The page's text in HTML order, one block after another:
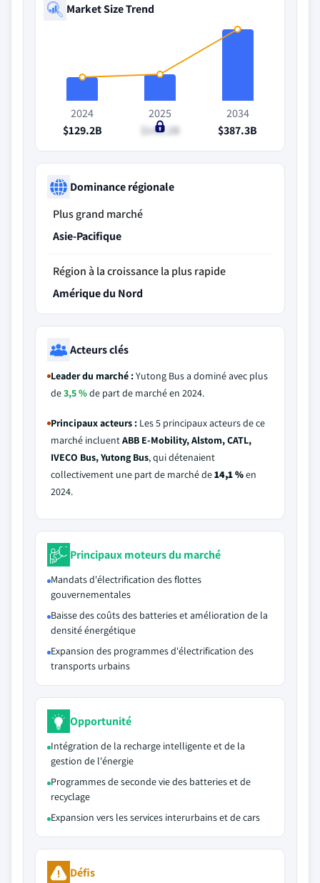
Market Size Trend
2024
$129.2B
2025
$144.2B
2034
$387.3B
Dominance régionale
Plus grand marché
Asie-Pacifique
Région à la croissance la plus rapide
Amérique du Nord
Acteurs clés
Leader du marché :Yutong Bus a dominé avec plus
de3,5 %de part de marché en 2024.
Principaux acteurs : Les 5 principaux acteurs de ce
marché incluentABB E-Mobility, Alstom, CATL,
IVECO Bus, Yutong Bus, qui détenaient
collectivement une part de marché de14,1 %en
2024.
Principaux moteurs du marché
Mandats d'électrification des flottes
gouvernementales
Baisse des coûts des batteries et amélioration de la
densité énergétique
Expansion des programmes d'électrification des
transports urbains
Opportunité
Intégration de la recharge intelligente et de la
gestion de l'énergie
Programmes de seconde vie des batteries et de
recyclage
Expansion vers les services interurbains et de cars
Défis